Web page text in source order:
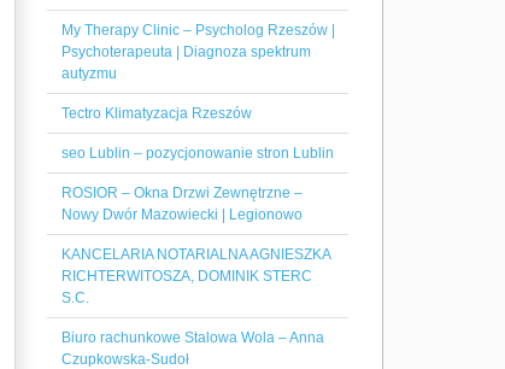
My Therapy Clinic – Psycholog Rzeszów |
Psychoterapeuta | Diagnoza spektrum
autyzmu
Tectro Klimatyzacja Rzeszów
seo Lublin – pozycjonowanie stron Lublin
ROSIOR – Okna Drzwi Zewnętrzne –
Nowy Dwór Mazowiecki | Legionowo
KANCELARIA NOTARIALNA AGNIESZKA
RICHTERWITOSZA, DOMINIK STERC
S.C.
Biuro rachunkowe Stalowa Wola – Anna
Czupkowska-Sudoł